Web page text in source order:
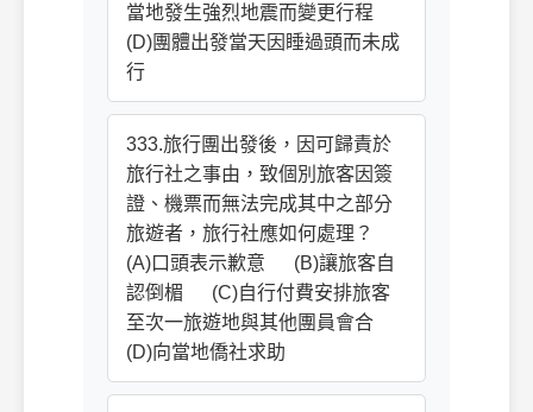
當地發生強烈地震而變更行程
(D)團體出發當天因睡過頭而未成
行
333.旅行團出發後，因可歸責於
旅行社之事由，致個別旅客因簽
證、機票而無法完成其中之部分
旅遊者，旅行社應如何處理？
(A)口頭表示歉意 (B)讓旅客自
認倒楣 (C)自行付費安排旅客
至次一旅遊地與其他團員會合
(D)向當地僑社求助